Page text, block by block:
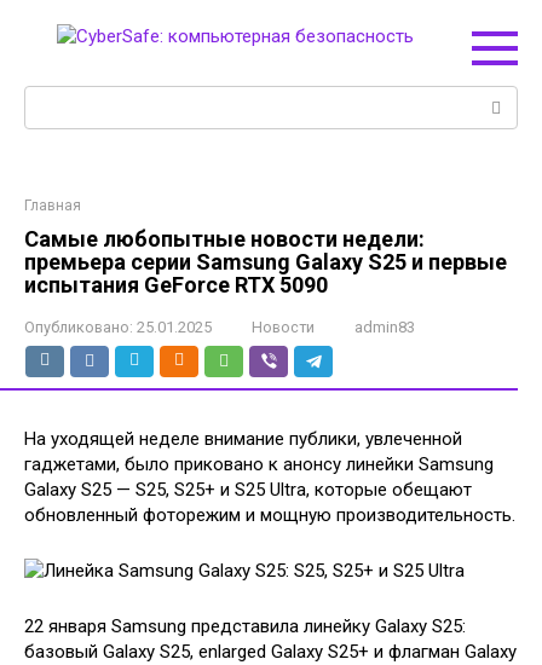
Главная
Самые любопытные новости недели:
премьера серии Samsung Galaxy S25 и первые
испытания GeForce RTX 5090
Опубликовано: 25.01.2025 Новости admin83
На уходящей неделе внимание публики, увлеченной
гаджетами, было приковано к анонсу линейки Samsung
Galaxy S25 — S25, S25+ и S25 Ultra, которые обещают
обновленный фоторежим и мощную производительность.
22 января Samsung представила линейку Galaxy S25:
базовый Galaxy S25, enlarged Galaxy S25+ и флагман Galaxy